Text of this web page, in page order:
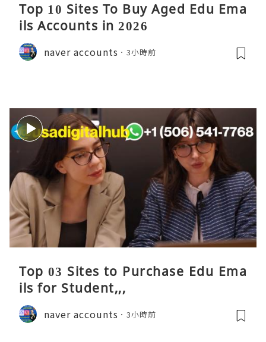
Top 10 Sites To Buy Aged Edu Ema
ils Accounts in 2026
naver accounts 3小時前
Top 03 Sites to Purchase Edu Ema
ils for Student,,,
naver accounts 3小時前